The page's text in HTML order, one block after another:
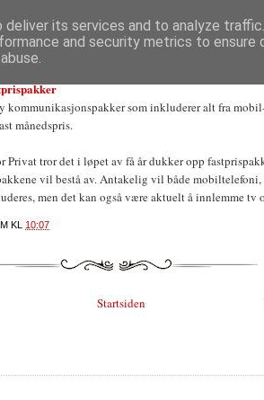
kommunikasjonspakker som inkluderer alt fra
månedspris.
Privat tror det i løpet av få år dukker opp
vil bestå av. Antakelig vil både
men det kan også være aktuelt å innlemme tv
KL 10:07
Startsiden
its services and to analyze
and security metrics to ensure